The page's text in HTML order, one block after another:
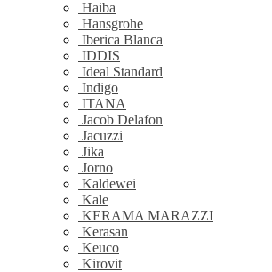
Haiba
Hansgrohe
Iberica Blanca
IDDIS
Ideal Standard
Indigo
ITANA
Jacob Delafon
Jacuzzi
Jika
Jorno
Kaldewei
Kale
KERAMA MARAZZI
Kerasan
Keuco
Kirovit